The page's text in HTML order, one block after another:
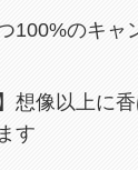
100%のキ
想像以上に
す